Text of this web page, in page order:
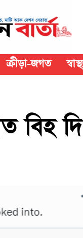
ক্রীড়া-জগত
বিহ দি